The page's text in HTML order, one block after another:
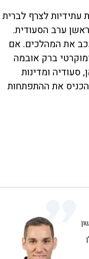
עתידיות לצרף לברית
ערב הסעודית.
את המהלכים. אם
ברק אובמה
סעודיה ומדינות
את ההתפתחות